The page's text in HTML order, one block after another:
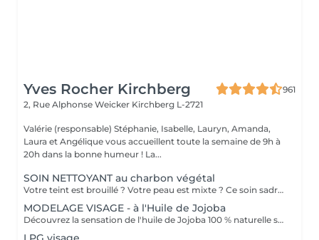
Yves Rocher Kirchberg
961
2, Rue Alphonse Weicker Kirchberg L-2721
Valérie (responsable) Stéphanie, Isabelle, Lauryn, Amanda,
Laura et Angélique vous accueillent toute la semaine de 9h à
20h dans la bonne humeur ! La...
SOIN NETTOYANT au charbon végétal
Votre teint est brouillé ? Votre peau est mixte ? Ce soin sadresse à vous. Votre peau est nettoyée par une exfoliation douce, sous vapeur, complétée par une extraction des comédons. Pour finir, lapplication dun masque purifie la zone médiane (front, nez, menton), et hydrate le reste de votre visage. Detoxifié et hydraté, votre visage retrouve un teint unifié et lumineux. Bénéfices : Detoxifié et hydraté, votre visage retrouve un teint unifié et lumineux.
MODELAGE VISAGE - à l'Huile de Jojoba
Découvrez la sensation de l'huile de Jojoba 100 % naturelle sur votre peau. Nourrie, votre peau retrouve tout son confort. Libéré de ses tensions grâce aux mains habiles de notre esthéticienne, votre visage est détendu. Bénéfices : Nourrie, votre peau retrouve tout son confort.